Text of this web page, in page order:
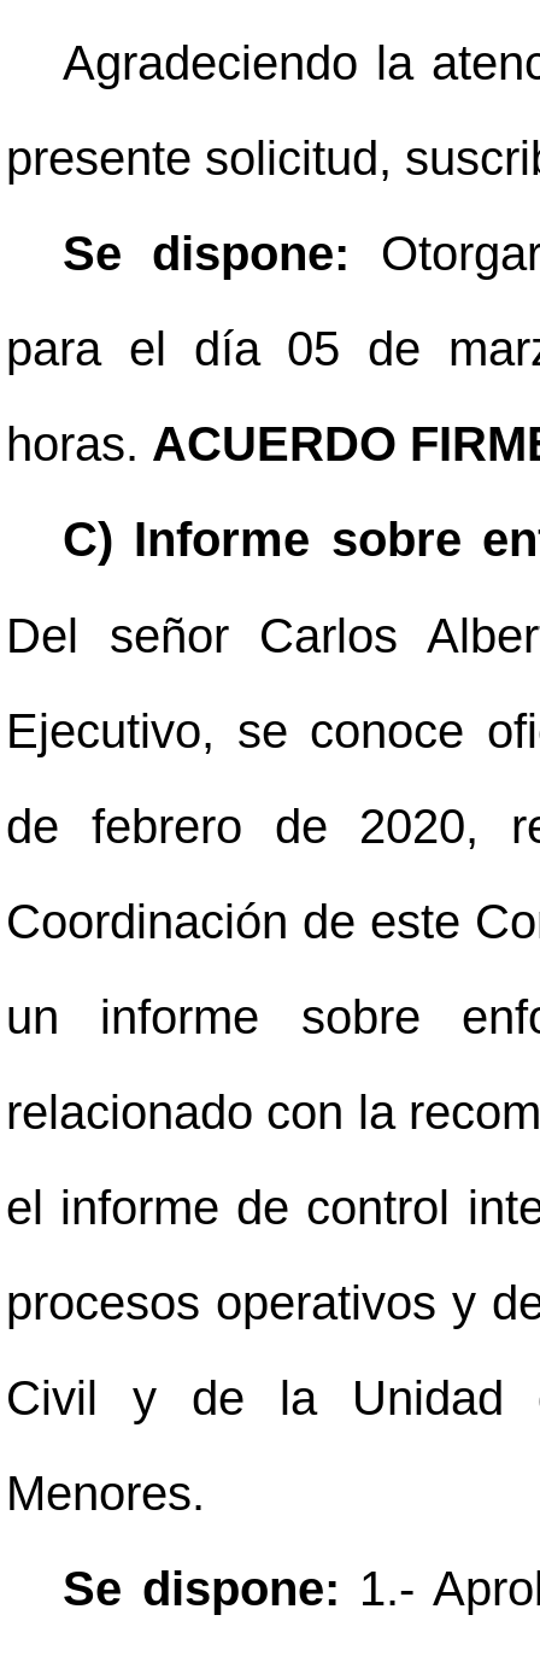
Agradeciendo la
presente solicitud,
Se dispone:
para el día 05 de
horas. ACUERDO
C) Informe sobre
Del señor Carlos
Ejecutivo, se conoce
de febrero de 2020,
Coordinación de este
un informe sobre
relacionado con la
el informe de control
procesos operativos y
Civil y de la Unidad
Menores.
Se dispone: 1.-